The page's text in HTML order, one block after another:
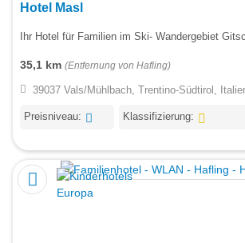
Hotel Masl
Ihr Hotel für Familien im Ski- Wandergebiet
35,1 km (Entfernung von Hafling)
39037 Vals/Mühlbach, Trentino-Südtirol,
Preisniveau: Klassifizierung: